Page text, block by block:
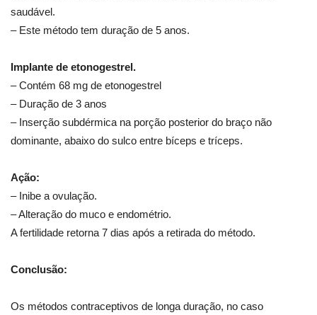
saudável.
– Este método tem duração de 5 anos.
Implante de etonogestrel.
– Contém 68 mg de etonogestrel
– Duração de 3 anos
– Inserção subdérmica na porção posterior do braço não
dominante, abaixo do sulco entre bíceps e tríceps.
Ação:
– Inibe a ovulação.
– ⁠Alteração do muco e endométrio.
A fertilidade retorna 7 dias após a retirada do método.
Conclusão:
Os métodos contraceptivos de longa duração, no caso